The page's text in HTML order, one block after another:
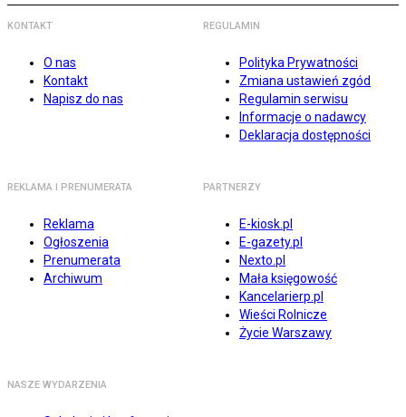
KONTAKT
O nas
Kontakt
Napisz do nas
REGULAMIN
Polityka Prywatności
Zmiana ustawień zgód
Regulamin serwisu
Informacje o nadawcy
Deklaracja dostępności
REKLAMA I PRENUMERATA
Reklama
Ogłoszenia
Prenumerata
Archiwum
PARTNERZY
E-kiosk.pl
E-gazety.pl
Nexto.pl
Mała księgowość
Kancelarierp.pl
Wieści Rolnicze
Życie Warszawy
NASZE WYDARZENIA